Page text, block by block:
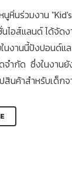
หิ่นร่วมงาน
ไอส์แลนด์ ได้จัด
งานนี้ปังปอนด์แ
จำกัด ซึ่งในงา
นค้าสำหรับเด็ก